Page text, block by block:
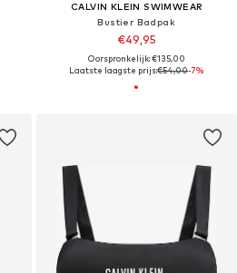
CALVIN KLEIN SWIMWEAR
Bustier Badpak
€49,95
Oorspronkelijk: €135,00
Laatste laagste prijs:€54,00-7%